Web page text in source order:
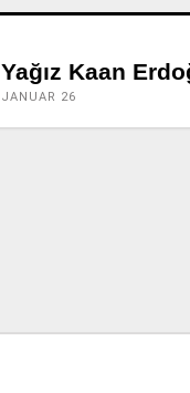
Yağız Kaan
JANUAR 26